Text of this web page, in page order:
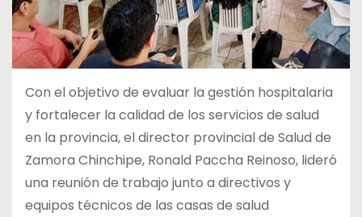
Con el objetivo de evaluar la gestión hospitalaria
y fortalecer la calidad de los servicios de salud
en la provincia, el director provincial de Salud de
Zamora Chinchipe, Ronald Paccha Reinoso, lideró
una reunión de trabajo junto a directivos y
equipos técnicos de las casas de salud